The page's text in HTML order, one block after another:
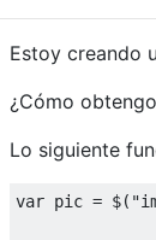
Estoy creando
¿Cómo
Lo siguiente
var pic = $(